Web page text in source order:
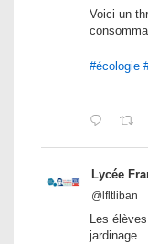
Voici un
#écologie
Lycée
@lfltliban
Les
jardinage.